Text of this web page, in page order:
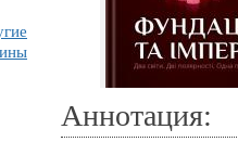
Аннотация: